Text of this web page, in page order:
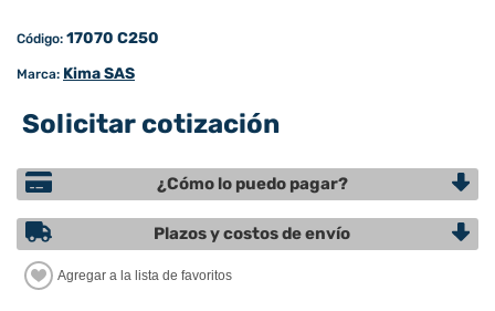
Código: 17070 C250
Marca: Kima SAS
Solicitar cotización
¿Cómo lo puedo pagar?
Plazos y costos de envío